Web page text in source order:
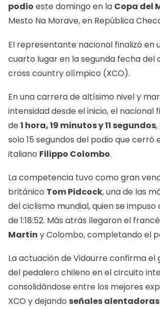
podio este domingo en la Copa del
Mesto Na Morave, en República
El representante nacional finalizó en
cuarto lugar en la segunda fecha del
cross country olímpico (XCO).
En una carrera de altísimo nivel y
intensidad desde el inicio, el nacional
de 1 hora, 19 minutos y 11 segundos
solo 15 segundos del podio que cerró
italiano Filippo Colombo.
La competencia tuvo como gran
británico Tom Pidcock, una de las
del ciclismo mundial, quien se
de 1:18:52. Más atrás llegaron el
Martin y Colombo, completando el
La actuación de Vidaurre confirma el
del pedalero chileno en el circuito
consolidándose entre los mejores
XCO y dejando señales alentadoras